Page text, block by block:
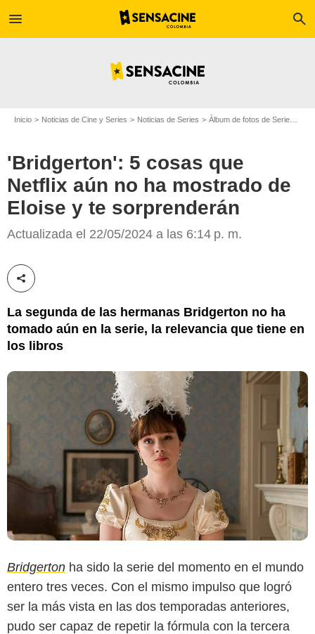
menu search
Inicio Noticias de Cine y Series Noticias de Series Álbum de fotos de Serie
'Bridgerton': 5 cosas que
Netflix aún no ha mostrado de
Eloise y te sorprenderán
Actualizada el 22/05/2024 a las 6:14 p. m.
Compartir esta noticia
La segunda de las hermanas Bridgerton no ha
tomado aún en la serie, la relevancia que tiene en
los libros
Netflix
Bridgerton ha sido la serie del momento en el mundo
entero tres veces. Con el mismo impulso que logró
ser la más vista en las dos temporadas anteriores,
pudo ser capaz de repetir la fórmula con la tercera